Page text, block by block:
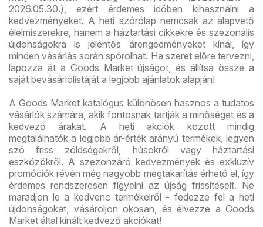
2026.05.30.), ezért érdemes időben kihasználni a
kedvezményeket. A heti szórólap nemcsak az alapvető
élelmiszerekre, hanem a háztartási cikkekre és szezonális
újdonságokra is jelentős árengedményeket kínál, így
minden vásárlás során spórolhat. Ha szeret előre tervezni,
lapozza át a Goods Market újságot, és állítsa össze a
saját bevásárlólistáját a legjobb ajánlatok alapján!
A Goods Market katalógus különösen hasznos a tudatos
vásárlók számára, akik fontosnak tartják a minőséget és a
kedvező árakat. A heti akciók között mindig
megtalálhatók a legjobb ár-érték arányú termékek, legyen
szó friss zöldségekről, húsokról vagy háztartási
eszközökről. A szezonzáró kedvezmények és exkluzív
promóciók révén még nagyobb megtakarítás érhető el, így
érdemes rendszeresen figyelni az újság frissítéseit. Ne
maradjon le a kedvenc termékeiről - fedezze fel a heti
újdonságokat, vásároljon okosan, és élvezze a Goods
Market által kínált kedvező akciókat!